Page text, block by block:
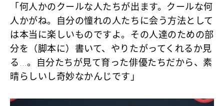
「何人かのクールな人たちが出ます。クールな何
人かがね。自分の憧れの人たちに会う方法として
は本当に楽しいものですよ。その人達のための部
分を（脚本に）書いて、やりたがってくれるか見
る…。自分たちが見て育った俳優たちだから、素
晴らしいし奇妙なかんじです」